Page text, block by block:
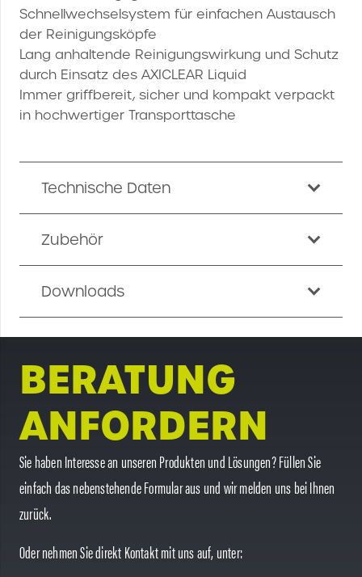
Schnellwechselsystem für einfachen Austausch
der Reinigungsköpfe
Lang anhaltende Reinigungswirkung und Schutz
durch Einsatz des AXICLEAR Liquid
Immer griffbereit, sicher und kompakt verpackt
in hochwertiger Transporttasche
Technische Daten
Zubehör
Downloads
BERATUNG
ANFORDERN
Sie haben Interesse an unseren Produkten und Lösungen? Füllen Sie
einfach das nebenstehende Formular aus und wir melden uns bei Ihnen
zurück.
Oder nehmen Sie direkt Kontakt mit uns auf, unter: